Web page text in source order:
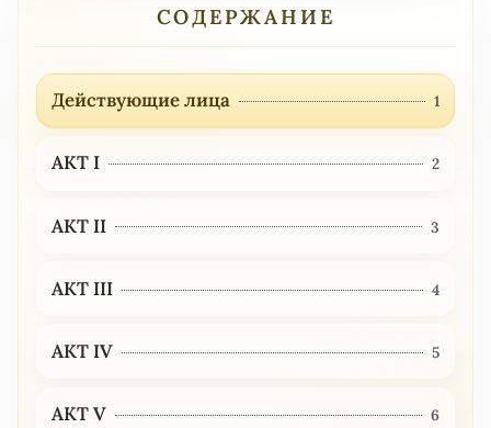
СОДЕРЖАНИЕ
Действующие лица 1
АКТ I 2
АКТ II 3
АКТ III 4
АКТ IV 5
АКТ V 6